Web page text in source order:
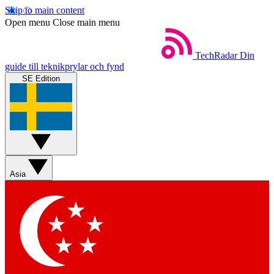
Skip to main content
Open menu Close main menu
TechRadar Din
guide till teknikprylar och fynd
SE Edition
Asia